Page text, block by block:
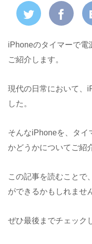
iPhoneのタイマーで電
ご紹介します。
現代の日常において、
した。
そんなiPhoneを、タイ
かどうかについてご紹
この記事を読むことで
ができるかもしれませ
ぜひ最後までチェック